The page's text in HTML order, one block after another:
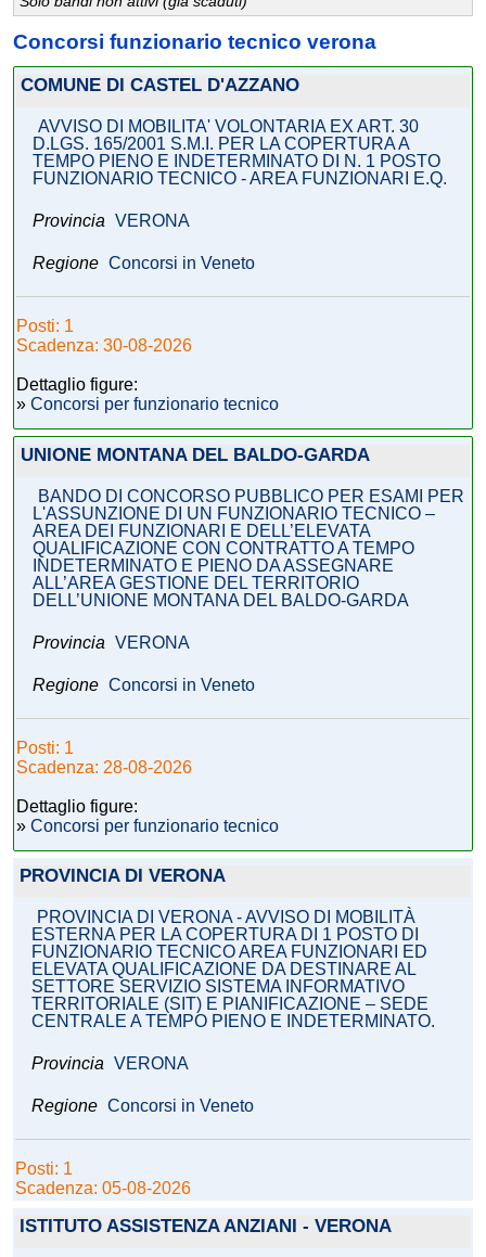
Concorsi funzionario tecnico verona
COMUNE DI CASTEL D'AZZANO
AVVISO DI MOBILITA' VOLONTARIA EX ART. 30
D.LGS. 165/2001 S.M.I. PER LA COPERTURA A
TEMPO PIENO E INDETERMINATO DI N. 1 POSTO
FUNZIONARIO TECNICO - AREA FUNZIONARI E.Q.
Provincia VERONA
Regione Concorsi in Veneto
Posti: 1
Scadenza: 30-08-2026
Dettaglio figure:
» Concorsi per funzionario tecnico
UNIONE MONTANA DEL BALDO-GARDA
BANDO DI CONCORSO PUBBLICO PER ESAMI PER
L'ASSUNZIONE DI UN FUNZIONARIO TECNICO –
AREA DEI FUNZIONARI E DELL’ELEVATA
QUALIFICAZIONE CON CONTRATTO A TEMPO
INDETERMINATO E PIENO DA ASSEGNARE
ALL’AREA GESTIONE DEL TERRITORIO
DELL’UNIONE MONTANA DEL BALDO-GARDA
Provincia VERONA
Regione Concorsi in Veneto
Posti: 1
Scadenza: 28-08-2026
Dettaglio figure:
» Concorsi per funzionario tecnico
PROVINCIA DI VERONA
PROVINCIA DI VERONA - AVVISO DI MOBILITÀ
ESTERNA PER LA COPERTURA DI 1 POSTO DI
FUNZIONARIO TECNICO AREA FUNZIONARI ED
ELEVATA QUALIFICAZIONE DA DESTINARE AL
SETTORE SERVIZIO SISTEMA INFORMATIVO
TERRITORIALE (SIT) E PIANIFICAZIONE – SEDE
CENTRALE A TEMPO PIENO E INDETERMINATO.
Provincia VERONA
Regione Concorsi in Veneto
Posti: 1
Scadenza: 05-08-2026
ISTITUTO ASSISTENZA ANZIANI - VERONA